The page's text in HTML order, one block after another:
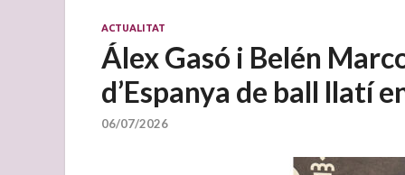
ACTUALITAT
Álex Gasó i Belén
d’Espanya de ball llatí
06/07/2026